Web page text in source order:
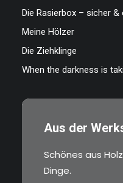
Die Rasierbox – sicher &
Meine Hölzer
Die Ziehklinge
When the darkness is
Aus der
Schönes aus
Dinge.